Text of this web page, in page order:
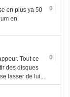
0
en plus ya 50
en
0
Tout ce
des disques
lasser de lui...